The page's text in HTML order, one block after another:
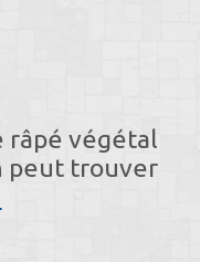
râpé végétal
peut trouver